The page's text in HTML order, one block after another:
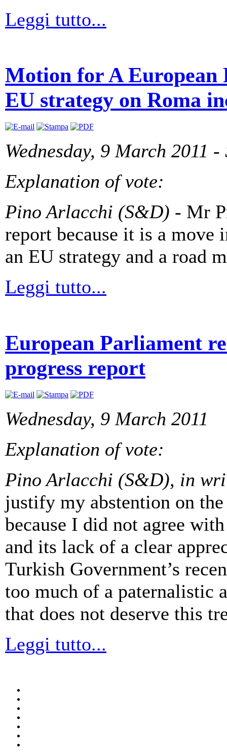
Leggi tutto...
Motion for A European
EU strategy on Roma
Wednesday, 9 March 2011
Explanation of vote:
Pino Arlacchi (S&D) - Mr
report because it is a
an EU strategy and a road
Leggi tutto...
European Parliament
progress report
Wednesday, 9 March 2011
Explanation of vote:
Pino Arlacchi (S&D), in
justify my abstention on
because I did not agree
and its lack of a clear
Turkish Government’s
too much of a paternalistic
that does not deserve this
Leggi tutto...